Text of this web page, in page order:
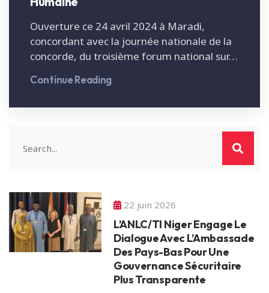
Ouverture ce 24 avril 2024 à Maradi,
concordant avec la journée nationale de la
concorde, du troisième forum national sur…
Continue Reading
22 juin 2026
L’ANLC/TI Niger Engage Le
Dialogue Avec L’Ambassade
Des Pays-Bas Pour Une
Gouvernance Sécuritaire
Plus Transparente